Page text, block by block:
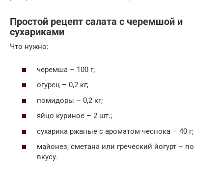
Простой рецепт салата с черемшой и
сухариками
Что нужно:
черемша – 100 г;
огурец – 0,2 кг;
помидоры – 0,2 кг;
яйцо куриное – 2 шт.;
сухарика ржаные с ароматом чеснока – 40 г;
майонез, сметана или греческий йогурт – по
вкусу.